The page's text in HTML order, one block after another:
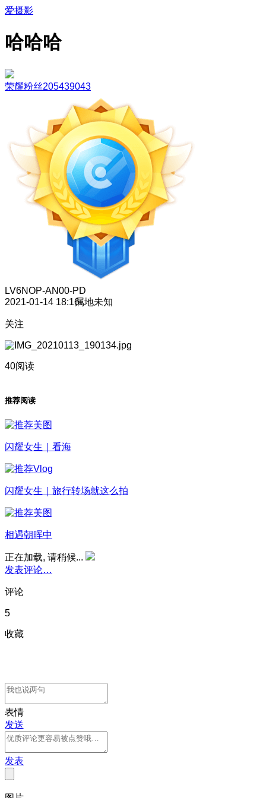
爱摄影
哈哈哈
荣耀粉丝205439043
LV6NOP-AN00-PD
2021-01-14 18:16属地未知
关注
40阅读
推荐阅读
闪耀女生｜看海
闪耀女生｜旅行转场就这么拍
相遇朝晖中
正在加载, 请稍候...
发表评论…
评论
5
收藏
表情
发送
发表